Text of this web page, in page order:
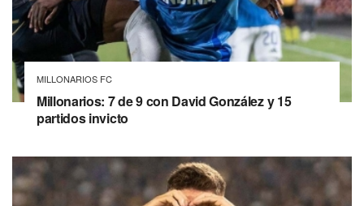
MILLONARIOS FC
Millonarios: 7 de 9 con David González y 15
partidos invicto